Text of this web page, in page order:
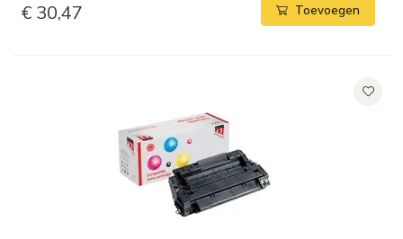
€ 30,47 Toevoegen